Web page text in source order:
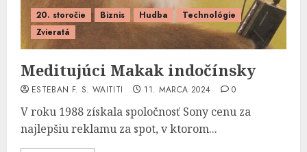
20. storočie Biznis Hudba
Technológie
Zvieratá
Meditujúci Makak indočínsky
ESTEBAN F. S. WAITITI 11. MARCA 2024 0
V roku 1988 získala spoločnosť Sony cenu za
najlepšiu reklamu za spot, v ktorom...